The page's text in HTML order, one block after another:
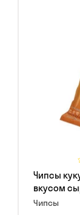
Чипсы
вкусом
Чипсы